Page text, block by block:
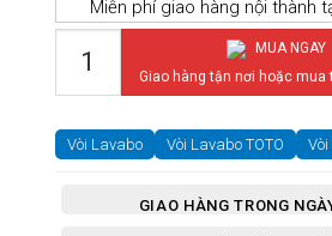
Miễn phí giao hàng nội thành
Vòi Lavabo TOTO TLG07305V
MUA NGAY
Giao hàng tận nơi hoặc mua
Vòi Lavabo Vòi Lavabo TOTO
GIAO HÀNG TRONG